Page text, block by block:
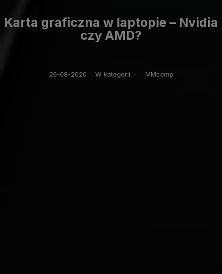
Karta graficzna w laptopie – Nvidia
czy AMD?
26-08-2020 · W kategorii: - · MMcomp